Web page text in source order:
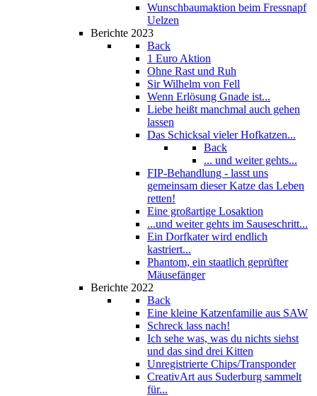
Wunschbaumaktion beim Fressnapf
Uelzen
Berichte 2023
Back
1 Euro Aktion
Ohne Rast und Ruh
Sir Wilhelm von Fell
Wenn Erlösung Gnade ist...
Liebe heißt manchmal auch gehen
lassen
Das Schicksal vieler Hofkatzen...
Back
... und weiter gehts...
FIP-Behandlung - lasst uns
gemeinsam dieser Katze das Leben
retten!
Eine großartige Losaktion
...und weiter gehts im Sauseschritt...
Ein Dorfkater wird endlich
kastriert...
Phantom, ein staatlich geprüfter
Mäusefänger
Berichte 2022
Back
Eine kleine Katzenfamilie aus SAW
Schreck lass nach!
Ich sehe was, was du nichts siehst
und das sind drei Kitten
Unregistrierte Chips/Transponder
CreativArt aus Suderburg sammelt
für...